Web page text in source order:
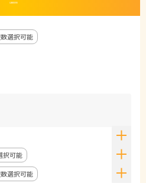
CAREERS
選択可能
択可能
選択可能